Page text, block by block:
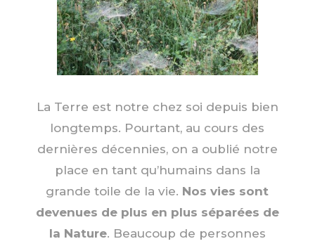
La Terre est notre chez soi depuis bien
longtemps. Pourtant, au cours des
dernières décennies, on a oublié notre
place en tant qu’humains dans la
grande toile de la vie. Nos vies sont
devenues de plus en plus séparées de
la Nature. Beaucoup de personnes